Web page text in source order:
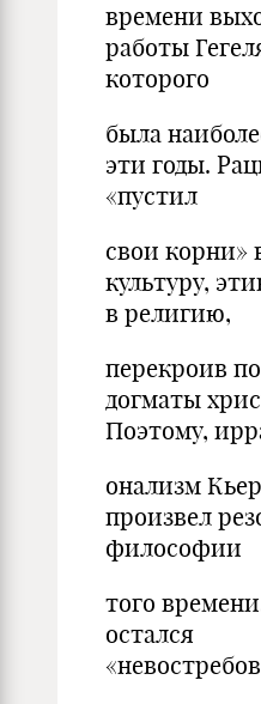
времени
работы
которого
была
эти годы.
«пустил
свои корни»
культуру,
в религию,
перекроив
догматы
Поэтому,
онализм
произвел
философии
того
остался